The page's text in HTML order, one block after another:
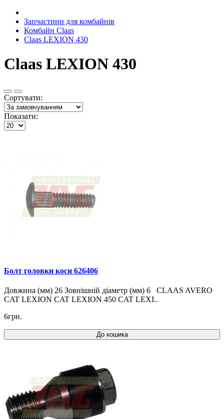
Запчастини для комбайнів
Комбайн Claas
Claas LEXION 430
Claas LEXION 430
Сортувати:
Показати:
Болт головки коси 626406
Довжина (мм) 26 Зовнішній діаметр (мм) 6 CLAAS AVERO
CAT LEXION CAT LEXION 450 CAT LEXI..
6грн.
До кошика